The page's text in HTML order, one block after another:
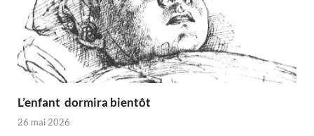
L’enfant dormira bientôt
26 mai 2026